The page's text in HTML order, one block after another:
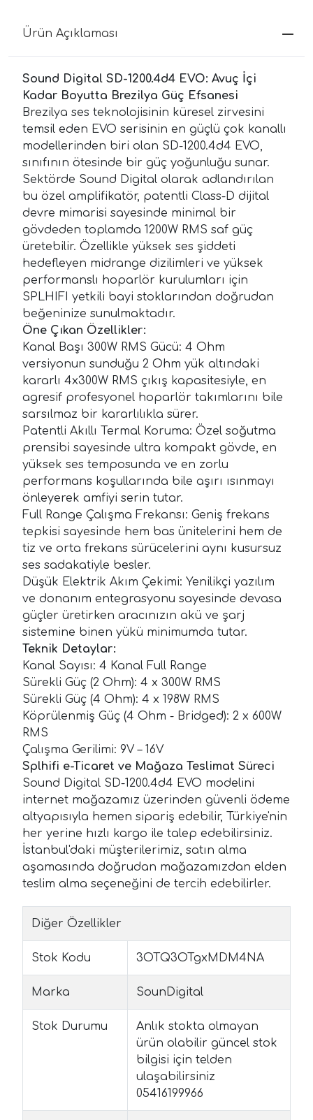
Ürün Açıklaması
Sound Digital SD-1200.4d4 EVO: Avuç İçi
Kadar Boyutta Brezilya Güç Efsanesi
Brezilya ses teknolojisinin küresel zirvesini
temsil eden EVO serisinin en güçlü çok kanallı
modellerinden biri olan SD-1200.4d4 EVO,
sınıfının ötesinde bir güç yoğunluğu sunar.
Sektörde Sound Digital olarak adlandırılan
bu özel amplifikatör, patentli Class-D dijital
devre mimarisi sayesinde minimal bir
gövdeden toplamda 1200W RMS saf güç
üretebilir. Özellikle yüksek ses şiddeti
hedefleyen midrange dizilimleri ve yüksek
performanslı hoparlör kurulumları için
SPLHIFI yetkili bayi stoklarından doğrudan
beğeninize sunulmaktadır.
Öne Çıkan Özellikler:
Kanal Başı 300W RMS Gücü: 4 Ohm
versiyonun sunduğu 2 Ohm yük altındaki
kararlı 4x300W RMS çıkış kapasitesiyle, en
agresif profesyonel hoparlör takımlarını bile
sarsılmaz bir kararlılıkla sürer.
Patentli Akıllı Termal Koruma: Özel soğutma
prensibi sayesinde ultra kompakt gövde, en
yüksek ses temposunda ve en zorlu
performans koşullarında bile aşırı ısınmayı
önleyerek amfiyi serin tutar.
Full Range Çalışma Frekansı: Geniş frekans
tepkisi sayesinde hem bas ünitelerini hem de
tiz ve orta frekans sürücelerini aynı kusursuz
ses sadakatiyle besler.
Düşük Elektrik Akım Çekimi: Yenilikçi yazılım
ve donanım entegrasyonu sayesinde devasa
güçler üretirken aracınızın akü ve şarj
sistemine binen yükü minimumda tutar.
Teknik Detaylar:
Kanal Sayısı: 4 Kanal Full Range
Sürekli Güç (2 Ohm): 4 x 300W RMS
Sürekli Güç (4 Ohm): 4 x 198W RMS
Köprülenmiş Güç (4 Ohm - Bridged): 2 x 600W
RMS
Çalışma Gerilimi: 9V – 16V
Splhifi e-Ticaret ve Mağaza Teslimat Süreci
Sound Digital SD-1200.4d4 EVO modelini
internet mağazamız üzerinden güvenli ödeme
altyapısıyla hemen sipariş edebilir, Türkiye'nin
her yerine hızlı kargo ile talep edebilirsiniz.
İstanbul'daki müşterilerimiz, satın alma
aşamasında doğrudan mağazamızdan elden
teslim alma seçeneğini de tercih edebilirler.
Diğer Özellikler
Stok Kodu 3OTQ3OTgxMDM4NA
Marka SounDigital
Stok Durumu
Anlık stokta olmayan
ürün olabilir güncel stok
bilgisi için telden
ulaşabilirsiniz
05416199966